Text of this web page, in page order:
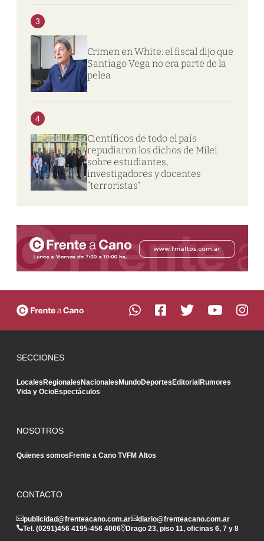
3
Crimen en White: el fiscal dijo que
Santiago Vega no era parte de la
pelea
4
Científicos de todo el país
repudiaron los dichos de Milei
sobre estudiantes,
investigadores y docentes
“terroristas”
SECCIONES
LocalesRegionalesNacionalesMundoDeportesEditorialRumores
Vida y OcioEspectáculos
NOSOTROS
Quienes somosFrente a Cano TVFM Altos
CONTACTO
publicidad@frenteacano.com.ar
diario@frenteacano.com.ar
Tel. (0291)456 4195-456 4006 Drago 23, piso 11, oficinas 6, 7 y 8